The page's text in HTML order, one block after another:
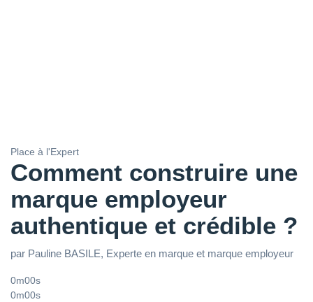
Place à l'Expert
Comment construire une
marque employeur
authentique et crédible ?
par Pauline BASILE, Experte en marque et marque employeur
0m00s
0m00s